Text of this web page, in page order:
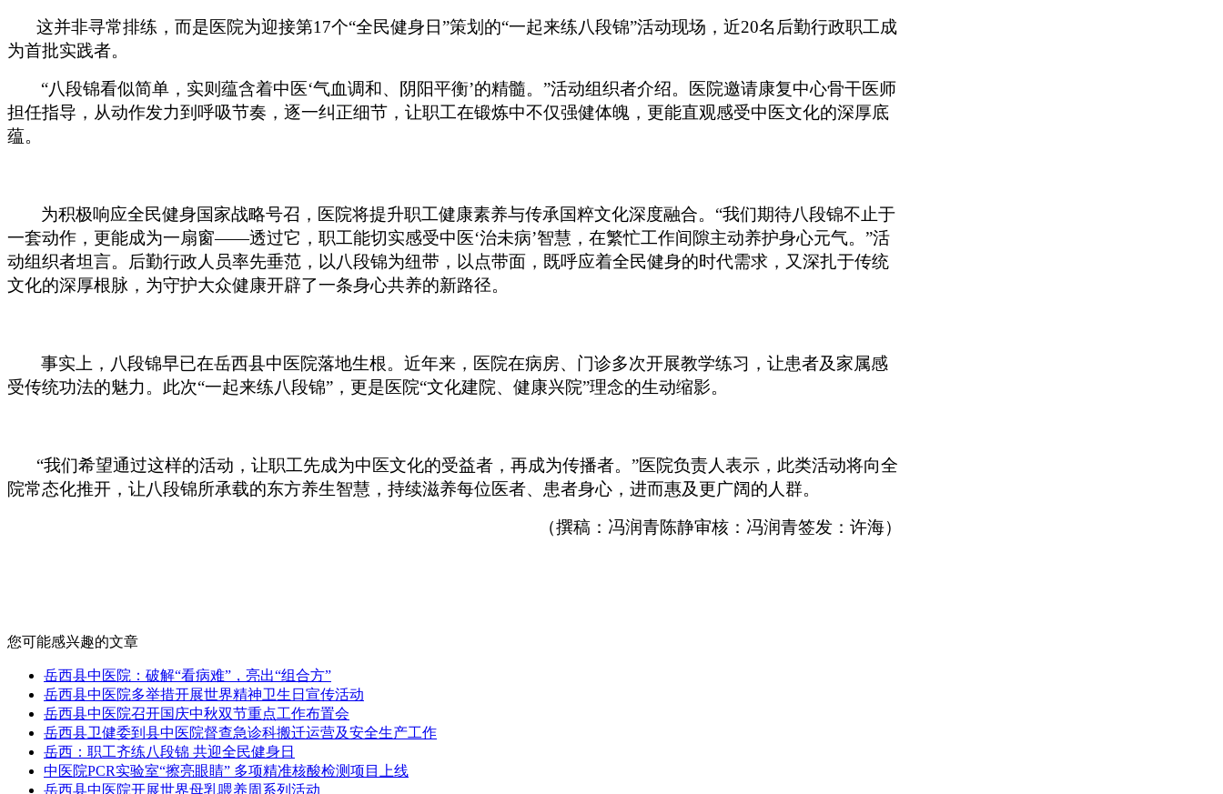
这并非寻常排练，而是医院为迎接第17个“全民健身日”策划的“一起来练八段锦”活动现场，近20名后勤行政职工成
为首批实践者。
“八段锦看似简单，实则蕴含着中医‘气血调和、阴阳平衡’的精髓。”活动组织者介绍。 医院邀请康复中心骨干医师
担任指导，从动作发力到呼吸节奏，逐一纠正细节，让职工在锻炼中不仅强健体魄，更能直观感受中医文化的深厚底
蕴。
为积极响应全民健身国家战略号召，医院将提升职工健康素养与传承国粹文化深度融合。 “我们期待八段锦不止于
一套动作，更能成为一扇窗——透过它，职工能切实感受中医‘治未病’智慧，在繁忙工作间隙主动养护身心元气。”活
动组织者坦言。后勤行政人员率先垂范，以八段锦为纽带，以点带面，既呼应着全民健身的时代需求，又深扎于传统
文化的深厚根脉，为守护大众健康开辟了一条身心共养的新路径。
事实上，八段锦早已在岳西县中医院落地生根。近年来，医院在病房、门诊多次开展教学练习，让患者及家属感
受传统功法的魅力。此次“一起来练八段锦”，更是医院“文化建院、健康兴院”理念的生动缩影。
“我们希望通过这样的活动，让职工先成为中医文化的受益者，再成为传播者。”医院负责人表示，此类活动将向全
院常态化推开，让八段锦所承载的东方养生智慧，持续滋养每位医者、患者身心，进而惠及更广阔的人群。
（撰稿：冯润青陈静审核：冯润青签发：许海）
您可能感兴趣的文章
岳西县中医院：破解“看病难”，亮出“组合方”
岳西县中医院多举措开展世界精神卫生日宣传活动
岳西县中医院召开国庆中秋双节重点工作布置会
岳西县卫健委到县中医院督查急诊科搬迁运营及安全生产工作
岳西：职工齐练八段锦 共迎全民健身日
中医院PCR实验室“擦亮眼睛” 多项精准核酸检测项目上线
岳西县中医院开展世界母乳喂养周系列活动